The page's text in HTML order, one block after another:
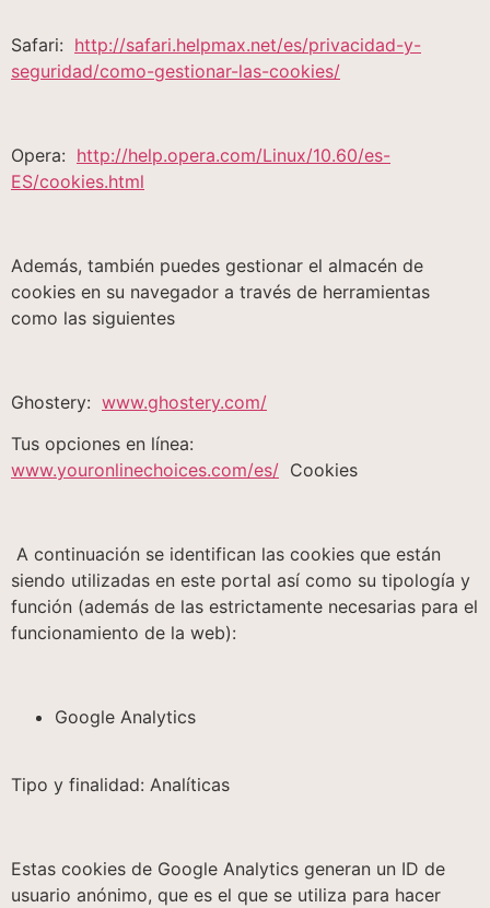
Safari: http://safari.helpmax.net/es/privacidad-y-
seguridad/como-gestionar-las-cookies/
Opera: http://help.opera.com/Linux/10.60/es-
ES/cookies.html
Además, también puedes gestionar el almacén de
cookies en su navegador a través de herramientas
como las siguientes
Ghostery: www.ghostery.com/
Tus opciones en línea:
www.youronlinechoices.com/es/ Cookies
A continuación se identifican las cookies que están
siendo utilizadas en este portal así como su tipología y
función (además de las estrictamente necesarias para el
funcionamiento de la web):
Google Analytics
Tipo y finalidad: Analíticas
Estas cookies de Google Analytics generan un ID de
usuario anónimo, que es el que se utiliza para hacer